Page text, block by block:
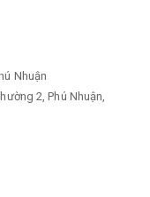
Nhuận
2, Phú Nhuận,